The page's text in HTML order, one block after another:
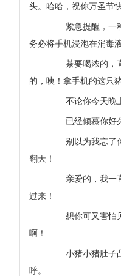
头。哈哈，祝你万圣节
紧急提醒，一种
务必将手机浸泡在消毒
茶要喝浓的，直
的，咦！拿手机的这只
不论你今天晚上
已经倾慕你好久
别以为我忘了你
翻天！
亲爱的，我一直
过来！
想你可又害怕见
啊！
小猪小猪肚子凸
呼。